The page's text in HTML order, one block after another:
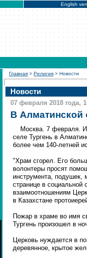
English
Главная > Религия > Новости
Новости
07 февраля 2018 года,
В Алматинской
Москва. 7 февраля.
селе Тургень в
более чем 140-летней
"Храм сгорел. Его
волонтеры просят
инструмента, подушек,
странице в социальной
взаимоотношениям
в Казахстане
Пожар в храме во имя
Тургень произошел в
Церковь нуждается в
деревянное, крытое